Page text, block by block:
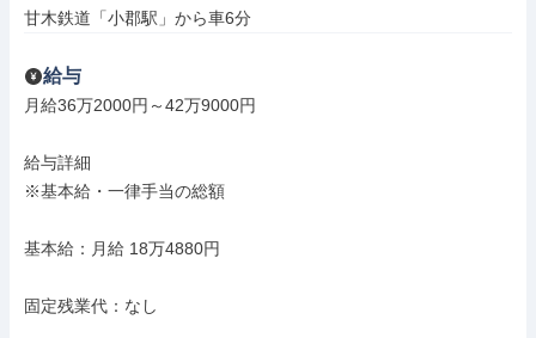
甘木鉄道「小郡駅」から車6分
給与
月給36万2000円～42万9000円
給与詳細
※基本給・一律手当の総額
基本給：月給 18万4880円
固定残業代：なし